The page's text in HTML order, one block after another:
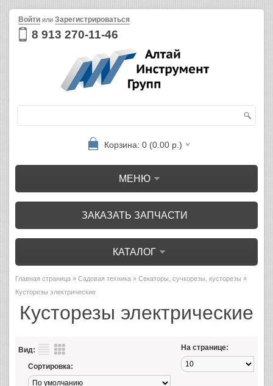
8 913 270-11-46
Войти или Зарегистрироваться
Корзина: 0 (0.00 р.)
МЕНЮ
ЗАКАЗАТЬ ЗАПЧАСТИ
КАТАЛОГ
Главная страница » Садовая техника » Секаторы, сучкорезы, кусторезы »
Кусторезы электрические
Кусторезы электрические
Вид: На странице:
Сортировка: